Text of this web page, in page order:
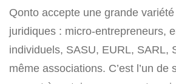
Qonto accepte une grande
juridiques : micro-entrepreneurs,
individuels, SASU, EURL, SARL,
même associations. C’est l’un de